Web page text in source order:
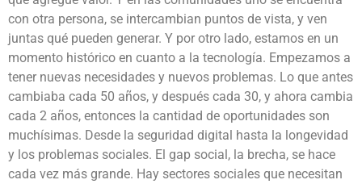
con otra persona, se intercambian puntos de vista, y ven
juntas qué pueden generar. Y por otro lado, estamos en un
momento histórico en cuanto a la tecnología. Empezamos a
tener nuevas necesidades y nuevos problemas. Lo que antes
cambiaba cada 50 años, y después cada 30, y ahora cambia
cada 2 años, entonces la cantidad de oportunidades son
muchísimas. Desde la seguridad digital hasta la longevidad
y los problemas sociales. El gap social, la brecha, se hace
cada vez más grande. Hay sectores sociales que necesitan